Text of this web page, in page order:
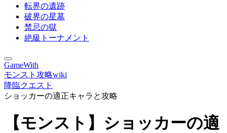
転界の遺跡
破界の星墓
禁忌の獄
絶級トーナメント
GameWith
モンスト攻略wiki
降臨クエスト
ショッカーの適正キャラと攻略
【モンスト】ショッカーの適